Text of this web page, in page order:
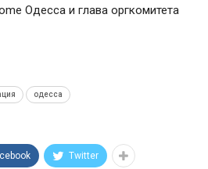
Одесса и глава оргкомитета
одесса
Twitter